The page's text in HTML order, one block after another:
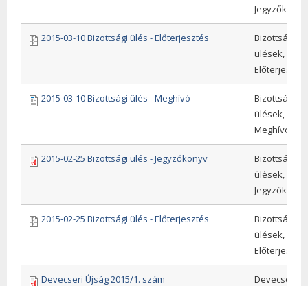
2015-03-10 Bizottsági ülés - Előterjesztés
Bizottsági
ülések,
2015-03-10 Bizottsági ülés - Meghívó
Bizottsági
ülések,
Meghívók
2015-02-25 Bizottsági ülés - Jegyzőkönyv
Bizottsági
ülések,
2015-02-25 Bizottsági ülés - Előterjesztés
Bizottsági
ülések,
Devecseri Újság 2015/1. szám
Devecseri